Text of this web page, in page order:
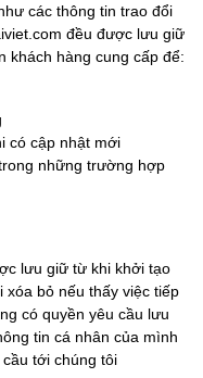
các thông tin trao đổi
đều được lưu giữ
khách hàng cung cấp để:
có cập nhật mới
những trường hợp
lưu giữ từ khi khởi tạo
xóa bỏ nếu thấy việc tiếp
có quyền yêu cầu lưu
tin cá nhân của mình
tới chúng tôi